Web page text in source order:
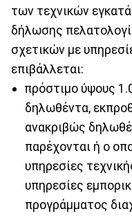
των τεχνικών
δήλωσης
σχετικών με
επιβάλλεται:
πρόστιμο ύψους
δηλωθέντα,
ανακριβώς
παρέχονται ή ο
υπηρεσίες
υπηρεσίες
προγράμματος